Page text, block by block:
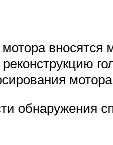
вносятся
мотора
обнаружения